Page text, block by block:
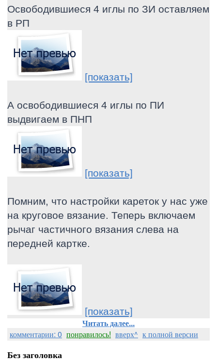
Освободившиеся 4 иглы по ЗИ оставляем
в РП
[показать]
А освободившиеся 4 иглы по ПИ
выдвигаем в ПНП
[показать]
Помним, что настройки кареток у нас уже
на круговое вязание. Теперь включаем
рычаг частичного вязания слева на
передней картке.
[показать]
Читать далее...
комментарии: 0 понравилось! вверх^ к полной версии
Без заголовка